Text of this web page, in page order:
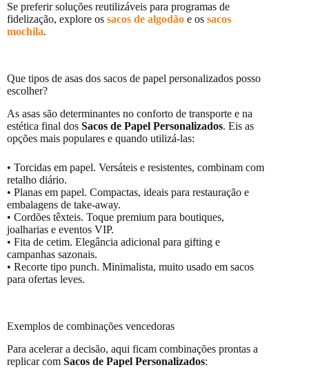
Se preferir soluções reutilizáveis para programas de
fidelização, explore os sacos de algodão e os sacos
mochila.
Que tipos de asas dos sacos de papel personalizados posso
escolher?
As asas são determinantes no conforto de transporte e na
estética final dos Sacos de Papel Personalizados. Eis as
opções mais populares e quando utilizá-las:
• Torcidas em papel. Versáteis e resistentes, combinam com
retalho diário.
• Planas em papel. Compactas, ideais para restauração e
embalagens de take-away.
• Cordões têxteis. Toque premium para boutiques,
joalharias e eventos VIP.
• Fita de cetim. Elegância adicional para gifting e
campanhas sazonais.
• Recorte tipo punch. Minimalista, muito usado em sacos
para ofertas leves.
Exemplos de combinações vencedoras
Para acelerar a decisão, aqui ficam combinações prontas a
replicar com Sacos de Papel Personalizados: